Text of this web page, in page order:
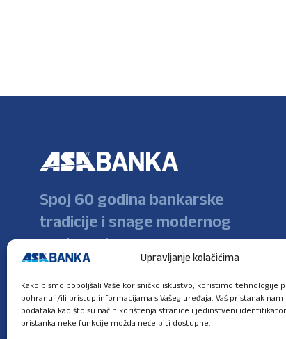
Upravljanje kolačićima
Kako bismo poboljšali Vaše korisničko iskustvo, koristimo tehnologije
pohranu i/ili pristup informacijama s Vašeg uređaja. Vaš pristanak nam
podataka kao što su način korištenja stranice i jedinstveni
pristanka neke funkcije možda neće biti dostupne.
Spoj 60 godina bankarske
tradicije i snage modernog
poslovanja